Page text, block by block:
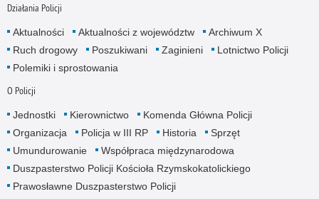
Działania Policji
Aktualności Aktualności z województw
Archiwum X
Ruch drogowy
Poszukiwani Zaginieni
Lotnictwo Policji
Polemiki i sprostowania
O Policji
Jednostki Kierownictwo
Komenda Główna Policji
Organizacja
Policja w III RP Historia
Sprzęt
Umundurowanie
Współpraca międzynarodowa
Duszpasterstwo Policji Kościoła Rzymskokatolickiego
Prawosławne Duszpasterstwo Policji